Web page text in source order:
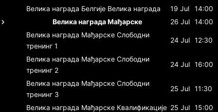
Велика награда Белгије Велика награда 19 Jul
14:00
Велика награда Мађарске
26 Jul 14:00
Велика награда Мађарске Слободни
тренинг 1
24 Jul 12:30
Велика награда Мађарске Слободни
тренинг 2
24 Jul 16:00
Велика награда Мађарске Слободни
тренинг 3
25 Jul 11:30
Велика награда Мађарске Квалификације 25 Jul 15:00